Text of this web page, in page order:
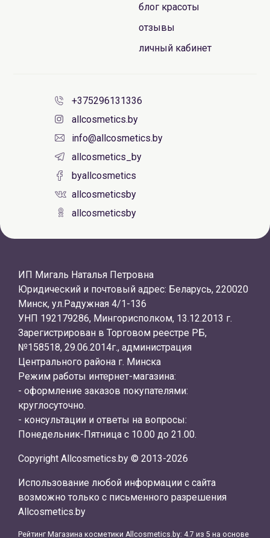
блог красоты
отзывы
личный кабинет
+375296131336
allcosmetics.by
info@allcosmetics.by
allcosmetics_by
byallcosmetics
allcosmeticsby
allcosmeticsby
ИП Мигаль Наталья Петровна
Юридический и почтовый адрес: Беларусь, 220020
Минск, ул.Радужная 4/1-136
УНП 192179286, Мингорисполком, 13.12.2013 г.
Зарегистрирован в Торговом реестре РБ,
№158518, 29.06.2014г., администрация
Центрального района г. Минска
Режим работы интернет-магазина:
- оформление заказов покупателями:
круглосуточно.
- консультации и ответы на вопросы:
Понедельник-Пятница с 10.00 до 21.00.
Copyright Allcosmetics.by © 2013-2026
Использование любой информации с сайта
возможно только с письменного разрешения
Allcosmetics.by
Рейтинг Магазина косметики Allcosmetics.by: 4.7 из 5 на основе